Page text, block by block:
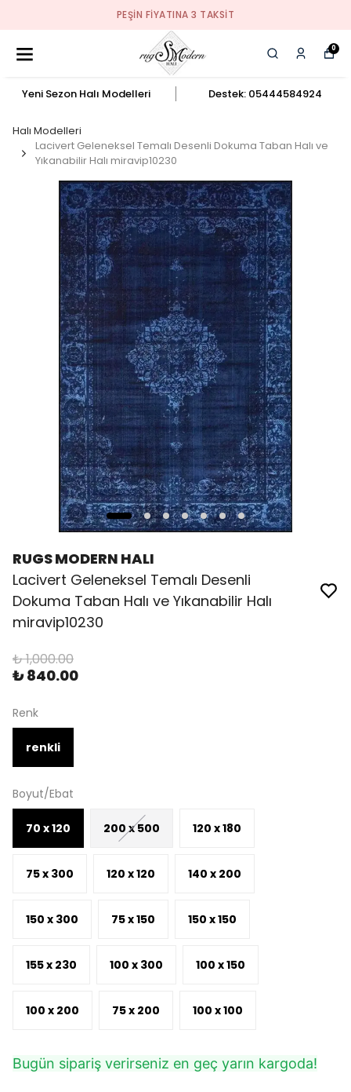
PEŞIN FIYATINA 3 TAKSIT
0
Yeni Sezon Halı Modelleri Destek: 05444584924
Halı Modelleri
Lacivert Geleneksel Temalı Desenli Dokuma Taban Halı ve
Yıkanabilir Halı miravip10230
RUGS MODERN HALI
Lacivert Geleneksel Temalı Desenli
Dokuma Taban Halı ve Yıkanabilir Halı
miravip10230
₺ 1,000.00
₺ 840.00
Renk
renkli
Boyut/Ebat
70 x 120 200 x 500 120 x 180
75 x 300 120 x 120 140 x 200
150 x 300 75 x 150 150 x 150
155 x 230 100 x 300 100 x 150
100 x 200 75 x 200 100 x 100
Bugün sipariş verirseniz en geç yarın kargoda!